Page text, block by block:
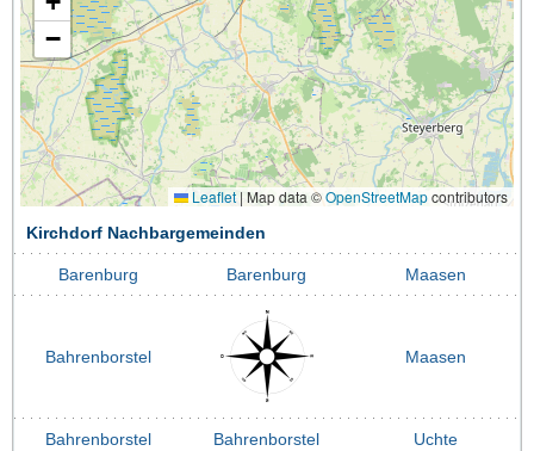
−
Leaflet | Map data ©OpenStreetMapcontributors
Kirchdorf Nachbargemeinden
Barenburg Barenburg Maasen
Bahrenborstel Maasen
Bahrenborstel Bahrenborstel Uchte